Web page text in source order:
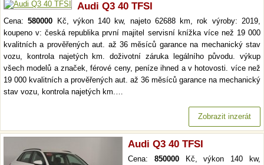
Audi Q3 40 TFSI
Cena:580000 Kč, výkon 140 kw, najeto 62688 km, rok výroby: 2019,
koupeno v: česká republika první majitel servisní knížka více než 19 000
kvalitních a prověřených aut. až 36 měsíců garance na mechanický stav
vozu, kontrola najetých km. doživotní záruka legálního původu. výkup
všech modelů a značek, férové ceny, peníze ihned a v hotovosti. více než
19 000 kvalitních a prověřených aut. až 36 měsíců garance na mechanický
stav vozu, kontrola najetých km.…
Zobrazit inzerát
Audi Q3 40 TFSI
Cena: 850000Kč, výkon 140 kw,